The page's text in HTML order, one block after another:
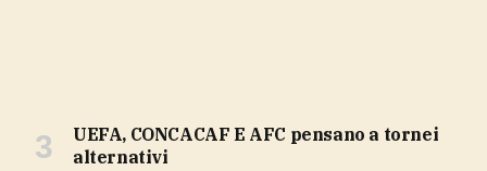
UEFA, CONCACAF E AFC pensano a tornei
alternativi